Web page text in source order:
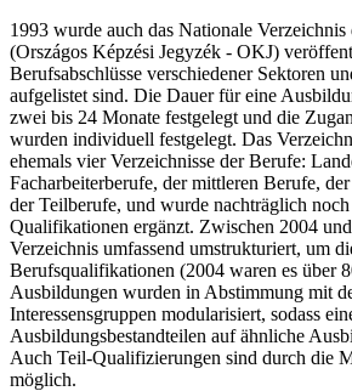
1993 wurde auch das Nationale Verzeichnis
(Országos Képzési Jegyzék - OKJ)
Berufsabschlüsse verschiedener Sektoren
aufgelistet sind. Die Dauer für eine
zwei bis 24 Monate festgelegt und die
wurden individuell festgelegt. Das
ehemals vier Verzeichnisse der Berufe:
Facharbeiterberufe, der mittleren Berufe,
der Teilberufe, und wurde nachträglich
Qualifikationen ergänzt. Zwischen 2004
Verzeichnis umfassend umstrukturiert, um
Berufsqualifikationen (2004 waren es über
Ausbildungen wurden in Abstimmung mit
Interessensgruppen modularisiert, sodass
Ausbildungsbestandteilen auf ähnliche
Auch Teil-Qualifizierungen sind durch die
möglich.